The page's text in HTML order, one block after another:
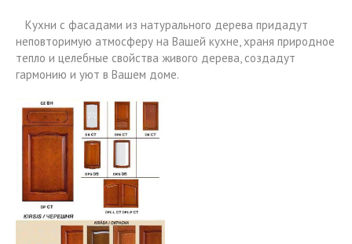
Кухни c фасадами из натурального дерева придадут
неповторимую атмосферу на Вашей кухне, храня природное
тепло и целебные свойства живого дерева, создадут
гармонию и уют в Вашем доме.